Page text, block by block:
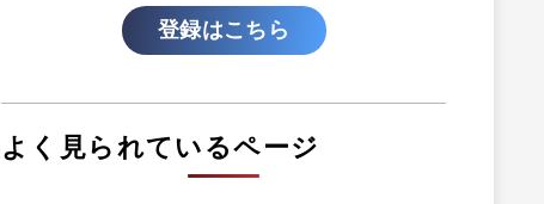
登録はこちら
よく見られているページ